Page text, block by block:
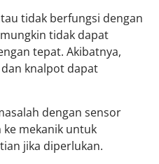
tidak berfungsi dengan
tidak dapat
tepat. Akibatnya,
knalpot dapat
dengan sensor
ke mekanik untuk
jika diperlukan.